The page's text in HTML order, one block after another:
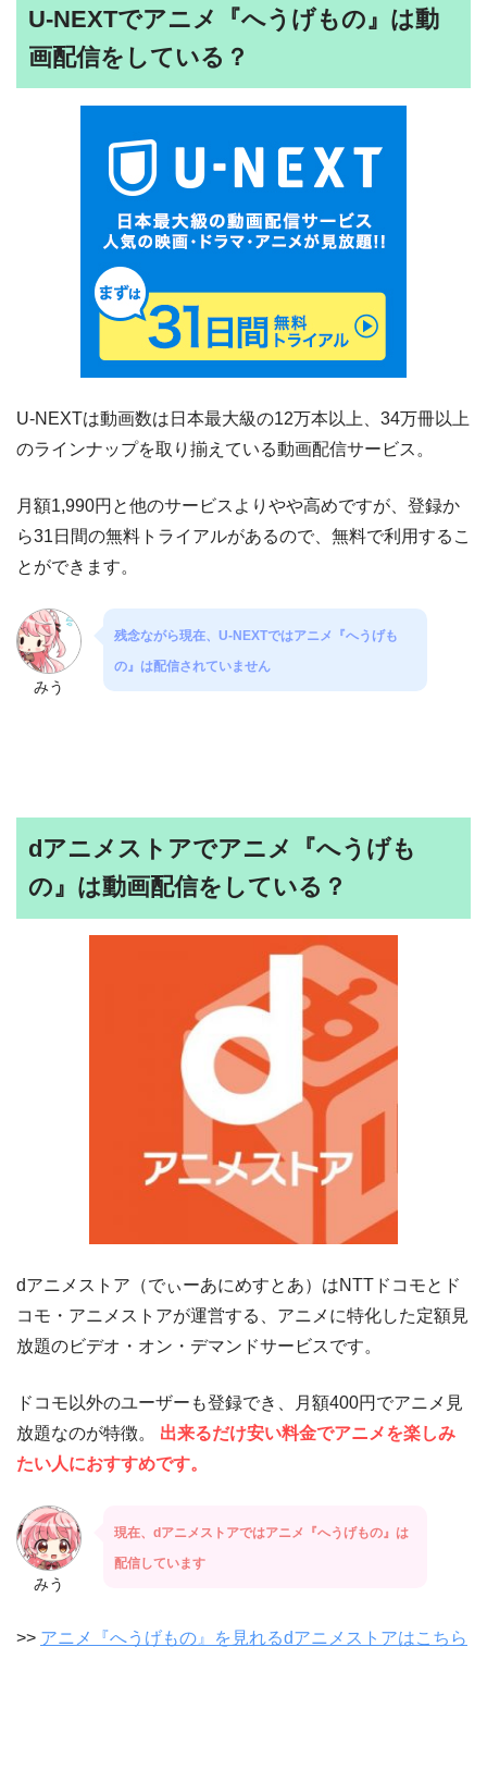
U-NEXTでアニメ『へうげもの』は動
画配信をしている？
U-NEXTは動画数は日本最大級の12万本以上、34万冊以上
のラインナップを取り揃えている動画配信サービス。
月額1,990円と他のサービスよりやや高めですが、登録か
ら31日間の無料トライアルがあるので、無料で利用するこ
とができます。
みう
残念ながら現在、U-NEXTではアニメ『へうげも
の』は配信されていません
dアニメストアでアニメ『へうげも
の』は動画配信をしている？
dアニメストア（でぃーあにめすとあ）はNTTドコモとド
コモ・アニメストアが運営する、アニメに特化した定額見
放題のビデオ・オン・デマンドサービスです。
ドコモ以外のユーザーも登録でき、月額400円でアニメ見
放題なのが特徴。 出来るだけ安い料金でアニメを楽しみ
たい人におすすめです。
みう
現在、dアニメストアではアニメ『へうげもの』は
配信しています
>> アニメ『へうげもの』を見れるdアニメストアはこちら